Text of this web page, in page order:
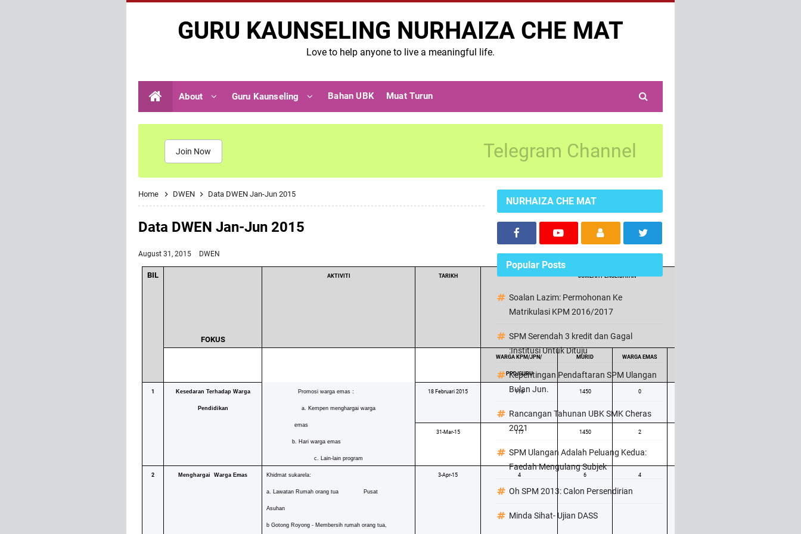
GURU KAUNSELING NURHAIZA CHE MAT
Love to help anyone to live a meaningful life.
About Guru Kaunseling Bahan UBK Muat Turun
Join Now Telegram Channel
Home DWEN Data DWEN Jan-Jun 2015
Data DWEN Jan-Jun 2015
August 31, 2015 DWEN
BIL
FOKUS
AKTIVITI TARIKH JUMLAH PENGLIBATAN
WARGA KPM/JPN/
PPD/GURU
MURID WARGA EMAS
1 Kesedaran Terhadap Warga
Pendidikan
Promosi warga emas :
a. Kempen menghargai warga
emas
b. Hari warga emas
c. Lain-lain program
18 Februari 2015 116 1450 0
31-Mar-15 117 1450 2
2 Menghargai Warga Emas Khidmat sukarela:
a. Lawatan Rumah orang tua Pusat
Asuhan
b Gotong Royong - Membersih rumah orang tua,
3-Apr-15 4 6 4
NURHAIZA CHE MAT
Popular Posts
Soalan Lazim: Permohonan Ke
Matrikulasi KPM 2016/2017
SPM Serendah 3 kredit dan Gagal
:Institusi Untuk Dituju
Kepentingan Pendaftaran SPM Ulangan
Bulan Jun.
Rancangan Tahunan UBK SMK Cheras
2021
SPM Ulangan Adalah Peluang Kedua:
Faedah Mengulang Subjek
Oh SPM 2013: Calon Persendirian
Minda Sihat- Ujian DASS